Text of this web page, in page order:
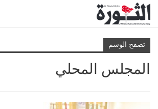
تصفح الوسم
المجلس المحلي